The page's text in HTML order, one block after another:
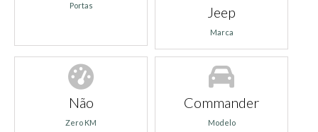
Portas Jeep
Marca
Não
Zero KM
Commander
Modelo